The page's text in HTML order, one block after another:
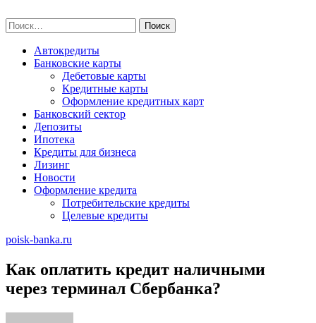
to
content
Найти:
Автокредиты
Банковские карты
Дебетовые карты
Кредитные карты
Оформление кредитных карт
Банковский сектор
Депозиты
Ипотека
Кредиты для бизнеса
Лизинг
Новости
Оформление кредита
Потребительские кредиты
Целевые кредиты
poisk-banka.ru
Как оплатить кредит наличными
через терминал Сбербанка?